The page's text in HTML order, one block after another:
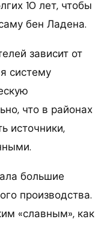
10 лет, чтобы
бен Ладена.
зависит от
систему
что в районах
источники,
большие
производства.
«славным», как